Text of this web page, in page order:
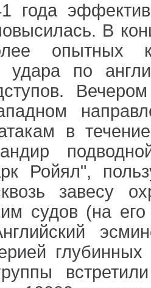
года
В
опытных
удара по
в
Ройял",
завесу
судов (на